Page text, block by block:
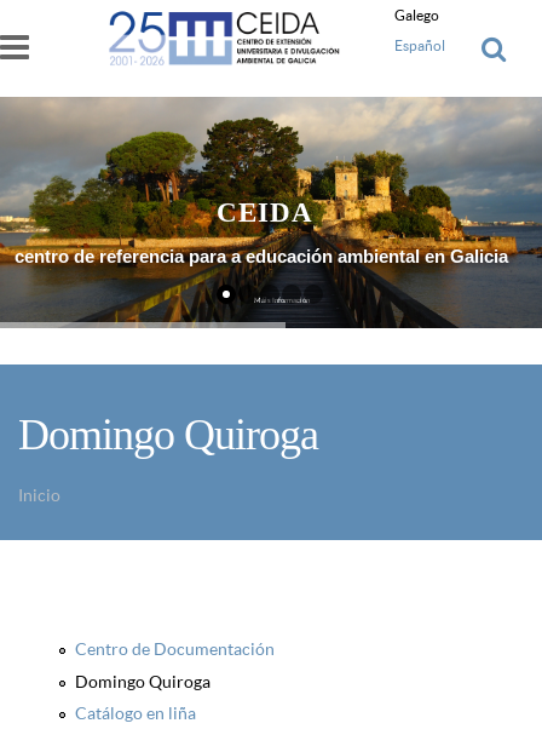
Ir o contido principal
Galego
Español
centro de referencia para a educación ambiental en Galicia
Máis Información
CEIDA
Domingo Quiroga
Inicio
Centro de Documentación
Domingo Quiroga
Catálogo en liña